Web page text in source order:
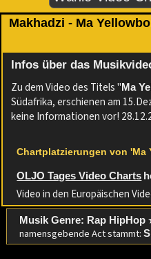
Makhadzi - Ma
Infos über das
Zu dem Video des Titels "Ma
Südafrika, erschienen am
keine Informationen vor!
Chartplatzierungen von 'Ma
OLJO Tages Video Charts
Video in den Europäischen
Musik Genre: Rap HipHop
namensgebende Act stammt: